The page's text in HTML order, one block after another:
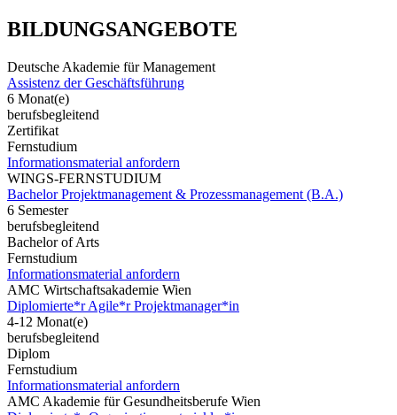
BILDUNGSANGEBOTE
Deutsche Akademie für Management
Assistenz der Geschäftsführung
6 Monat(e)
berufsbegleitend
Zertifikat
Fernstudium
Informationsmaterial anfordern
WINGS-FERNSTUDIUM
Bachelor Projektmanagement & Prozessmanagement (B.A.)
6 Semester
berufsbegleitend
Bachelor of Arts
Fernstudium
Informationsmaterial anfordern
AMC Wirtschaftsakademie Wien
Diplomierte*r Agile*r Projektmanager*in
4-12 Monat(e)
berufsbegleitend
Diplom
Fernstudium
Informationsmaterial anfordern
AMC Akademie für Gesundheitsberufe Wien